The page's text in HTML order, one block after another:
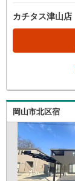
カチタス津山店
岡山市北区宿